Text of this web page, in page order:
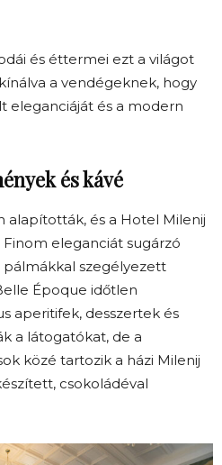
és éttermei ezt a világot
a vendégeknek, hogy
eleganciáját és a modern
és kávé
alapították, és a Hotel Milenij
eleganciát sugárzó
pálmákkal szegélyezett
Époque időtlen
aperitifek, desszertek és
a látogatókat, de a
közé tartozik a házi Milenij
csokoládéval